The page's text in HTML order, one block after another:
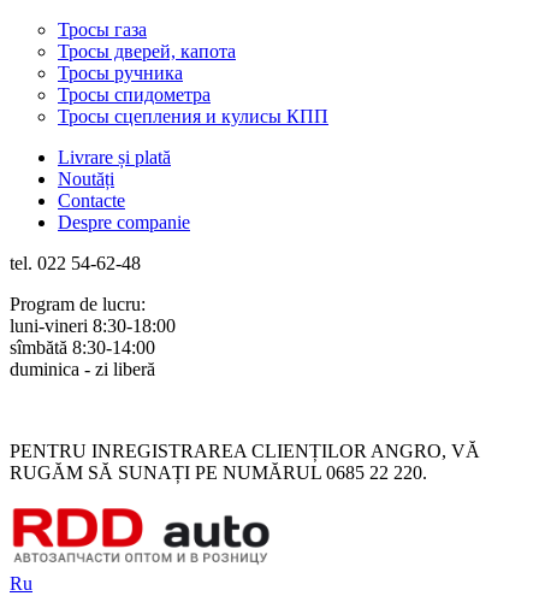
Тросы газа
Тросы дверей, капота
Тросы ручника
Тросы спидометра
Тросы сцепления и кулисы КПП
Livrare și plată
Noutăți
Contacte
Despre companie
tel. 022 54-62-48
Program de lucru:
luni-vineri 8:30-18:00
sîmbătă 8:30-14:00
duminica - zi liberă
PENTRU INREGISTRAREA CLIENȚILOR ANGRO, VĂ
RUGĂM SĂ SUNAȚI PE NUMĂRUL 0685 22 220.
Ru